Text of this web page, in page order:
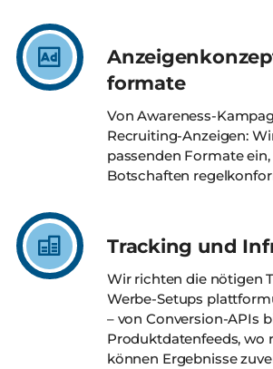
formate
Von Awareness-
Recruiting-Anzeigen:
passenden Formate
Botschaften
Tracking und
Wir richten die nötigen
Werbe-Setups
– von Conversion-APIs
Produktdatenfeeds, wo
können Ergebnisse